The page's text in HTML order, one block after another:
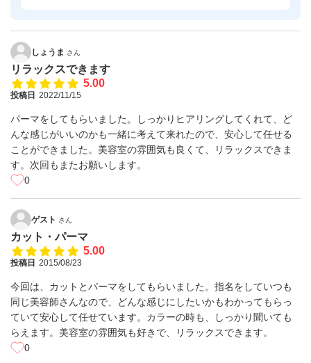
しょうま さん
リラックスできます
5.00
投稿日 2022/11/15
パーマをしてもらいました。しっかりヒアリングしてくれて、ど
んな感じがいいのかも一緒に考えて来れたので、安心して任せる
ことができました。美容室の雰囲気も良くて、リラックスできま
す。次回もまたお願いします。
0
ゲスト さん
カット・パーマ
5.00
投稿日 2015/08/23
今回は、カットとパーマをしてもらいました。指名をしていつも
同じ美容師さんなので、どんな感じにしたいかもわかってもらっ
ていて安心して任せています。カラーの時も、しっかり聞いても
らえます。美容室の雰囲気も好きで、リラックスできます。
0